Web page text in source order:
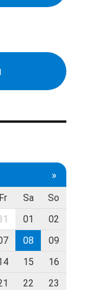
»
Fr Sa
So
01
02
08
09
15
16
22
23